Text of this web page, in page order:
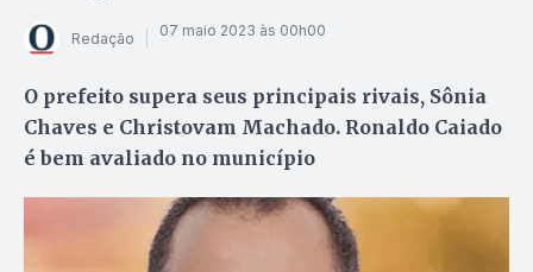
Redação 07 maio 2023 às 00h00
O prefeito supera seus principais rivais, Sônia
Chaves e Christovam Machado. Ronaldo Caiado
é bem avaliado no município